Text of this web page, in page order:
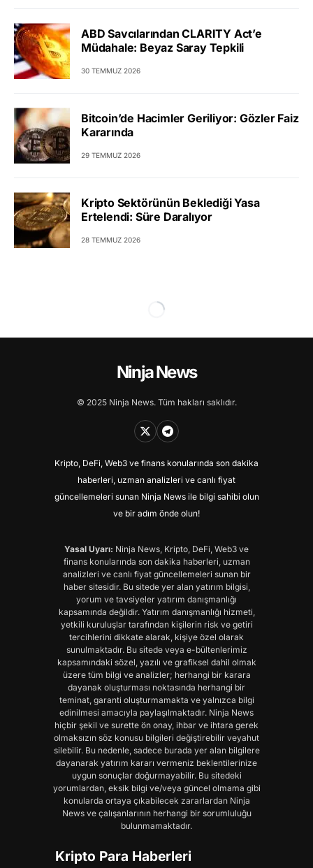
ABD Savcılarından CLARITY Act’e
Müdahale: Beyaz Saray Tepkili
30 TEMMUZ 2026
Bitcoin’de Hacimler Geriliyor: Gözler Faiz
Kararında
29 TEMMUZ 2026
Kripto Sektörünün Beklediği Yasa
Ertelendi: Süre Daralıyor
28 TEMMUZ 2026
Ninja News
© 2025 Ninja News. Tüm hakları saklıdır.
Kripto, DeFi, Web3 ve finans konularında son dakika
haberleri, uzman analizleri ve canlı fiyat
güncellemeleri sunan Ninja News ile bilgi sahibi olun
ve bir adım önde olun!
Yasal Uyarı: Ninja News, Kripto, DeFi, Web3 ve
finans konularında son dakika haberleri, uzman
analizleri ve canlı fiyat güncellemeleri sunan bir
haber sitesidir. Bu sitede yer alan yatırım bilgisi,
yorum ve tavsiyeler yatırım danışmanlığı
kapsamında değildir. Yatırım danışmanlığı hizmeti,
yetkili kuruluşlar tarafından kişilerin risk ve getiri
tercihlerini dikkate alarak, kişiye özel olarak
sunulmaktadır. Bu sitede veya e-bültenlerimiz
kapsamındaki sözel, yazılı ve grafiksel dahil olmak
üzere tüm bilgi ve analizler; herhangi bir karara
dayanak oluşturması noktasında herhangi bir
teminat, garanti oluşturmamakta ve yalnızca bilgi
edinilmesi amacıyla paylaşılmaktadır. Ninja News
hiçbir şekil ve surette ön onay, ihbar ve ihtara gerek
olmaksızın söz konusu bilgileri değiştirebilir veyahut
silebilir. Bu nedenle, sadece burada yer alan bilgilere
dayanarak yatırım kararı vermeniz beklentilerinize
uygun sonuçlar doğurmayabilir. Bu sitedeki
yorumlardan, eksik bilgi ve/veya güncel olmama gibi
konularda ortaya çıkabilecek zararlardan Ninja
News ve çalışanlarının herhangi bir sorumluluğu
bulunmamaktadır.
Kripto Para Haberleri